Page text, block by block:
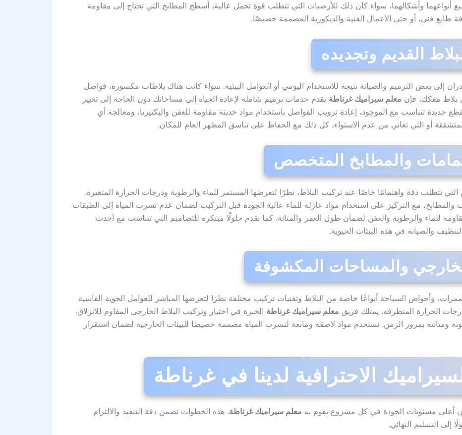
أنواعهما وأشكالهما، سواء كان ذلك للأرضيات التي تتطلب قوة تحمل عالية، أسطح المطابخ التي تحتاج إلى مقاومة
طابع فني، أو حتى الأعمال الفنية والديكورية المصممة خصيصًا.
إلى بعض الترميم والصيانة نتيجة للاستخدام اليومي أو العوامل البيئية. سواء كانت هناك بلاطات مكسورة، فواصل
بلاط مفكك، فإن معلم سيراميك غرناطة يقدم خدمات ترميم شاملة لإعادة الحياة إلى مساحاتك دون الحاجة إلى تغيير
جديدة تتناسب مع الموجود، إعادة ترويب الفواصل باستخدام مواد حديثة مقاومة للعفن والبكتيريا، ومعالجة أي
أو التي تعاني من عدم الاستواء، كل ذلك مع الحفاظ على تناسق المظهر العام للمكان.
التي تتطلب دقة واهتمامًا خاصًا عند تركيب البلاط، نظرًا لتعرضها المستمر للماء والرطوبة ودرجات الحرارة المتغيرة.
مع التركيز على استخدام مواد عازلة للماء عالية الجودة قبل التركيب لضمان عدم تسرب المياه إلى الطبقات
للماء والرطوبة والعفن لضمان طول العمر والمتانة. كما نقدم حلولًا مبتكرة للتصاميم التي تتناسب مع أحدث
والصيانة في هذه البيئات الحيوية.
وأحواض السباحة أنواعًا خاصة من البلاط وتقنيات تركيب مختلفة نظرًا لتعرضها المباشر للعوامل الجوية القاسية
الحرارة المتطرفة. يمتلك فريق معلم سيراميك غرناطة الخبرة في اختيار وتركيب البلاط الخارجي المقاوم للانزلاق،
ومتانته بمرور الزمن. نستخدم مواد لاصقة ومانعة لتسرب المياه مصممة خصيصًا للبيئات الخارجية لضمان استقرار
الاحترافية لدينا في غرناطة
أعلى مستويات الجودة في كل مشروع يقوم به معلم سيراميك غرناطة. هذه الخطوات تضمن دقة التنفيذ والالتزام
إلى التسليم النهائي.